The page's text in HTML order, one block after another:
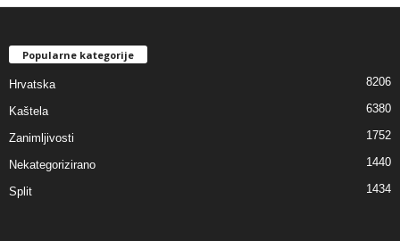
Popularne kategorije
Hrvatska 8206
Kaštela 6380
Zanimljivosti 1752
Nekategorizirano 1440
Split 1434